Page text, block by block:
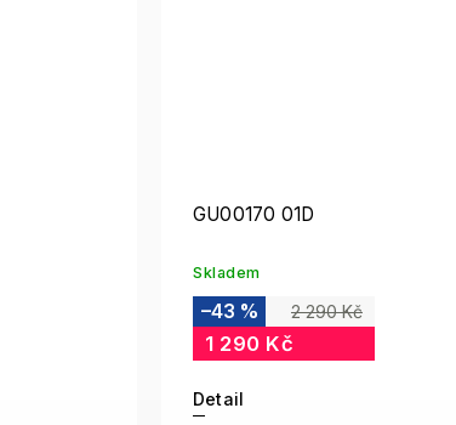
GU00170 01D
Skladem
2 290 Kč
–43 %
1 290 Kč
Detail